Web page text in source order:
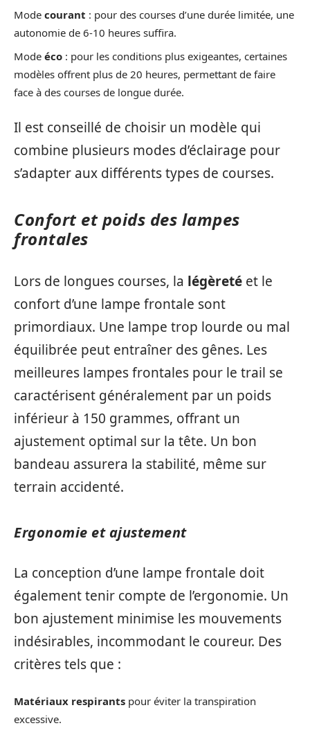
Mode courant : pour des courses d’une durée limitée, une
autonomie de 6-10 heures suffira.
Mode éco : pour les conditions plus exigeantes, certaines
modèles offrent plus de 20 heures, permettant de faire
face à des courses de longue durée.
Il est conseillé de choisir un modèle qui
combine plusieurs modes d’éclairage pour
s’adapter aux différents types de courses.
Confort et poids des lampes
frontales
Lors de longues courses, la légèreté et le
confort d’une lampe frontale sont
primordiaux. Une lampe trop lourde ou mal
équilibrée peut entraîner des gênes. Les
meilleures lampes frontales pour le trail se
caractérisent généralement par un poids
inférieur à 150 grammes, offrant un
ajustement optimal sur la tête. Un bon
bandeau assurera la stabilité, même sur
terrain accidenté.
Ergonomie et ajustement
La conception d’une lampe frontale doit
également tenir compte de l’ergonomie. Un
bon ajustement minimise les mouvements
indésirables, incommodant le coureur. Des
critères tels que :
Matériaux respirants pour éviter la transpiration
excessive.